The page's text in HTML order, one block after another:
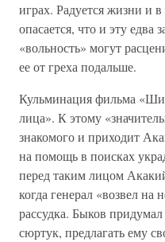
играх. Радуется жизни и
опасается, что и эту
«вольность» могут
ее от греха подальше.
Кульминация фильма
лица». К этому
знакомого и приходит
на помощь в поисках
перед таким лицом
когда генерал «возвел на
рассудка. Быков придумал
сюртук, предлагать ему